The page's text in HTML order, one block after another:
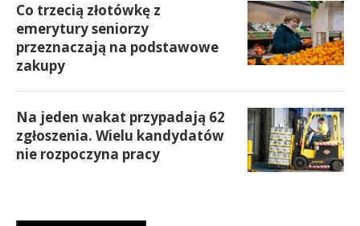
Co trzecią złotówkę z
emerytury seniorzy
przeznaczają na podstawowe
zakupy
Na jeden wakat przypadają 62
zgłoszenia. Wielu kandydatów
nie rozpoczyna pracy